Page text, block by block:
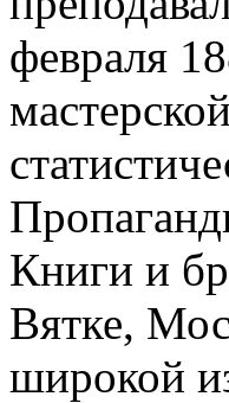
февраля
Книги и
Вятке,
широкой